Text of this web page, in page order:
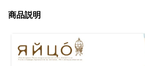
商品説明